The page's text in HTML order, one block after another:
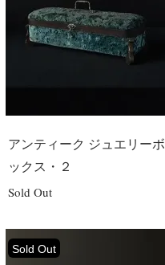
アンティーク ジュエリーボ
ックス・２
Sold Out
Sold Out